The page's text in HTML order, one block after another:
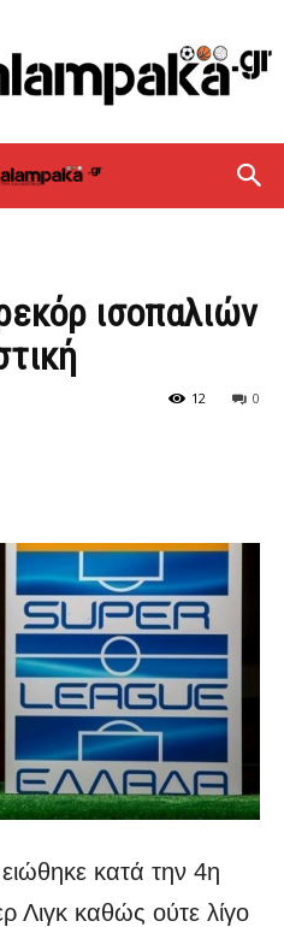
ισοπαλιών
0
12
κατά την 4η
Λιγκ καθώς ούτε λίγο